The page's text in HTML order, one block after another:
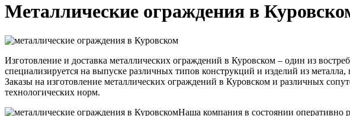
Металлические ограждения в
Изготовление и доставка металлических ограждений в Куровском – один из
специализируется на выпуске различных типов конструкций и изделий из
Заказы на изготовление металлических ограждений в Куровском и различных
технологических норм.
Наша компания в состоянии оперативно